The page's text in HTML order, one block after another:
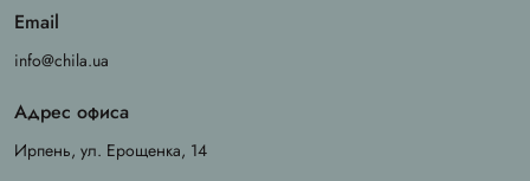
Email
info@chila.ua
Адрес офиса
Ирпень, ул. Ерощенка, 14